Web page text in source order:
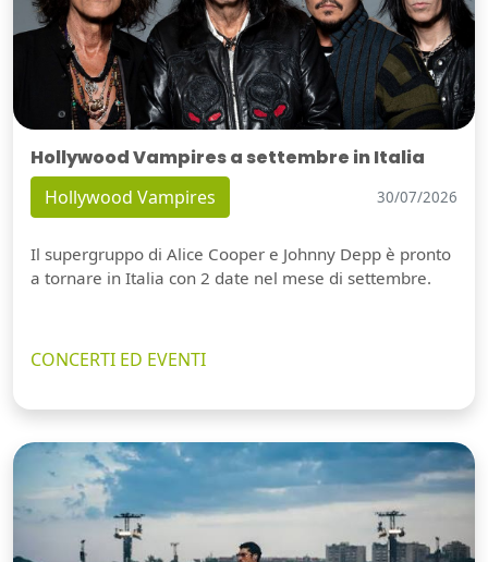
Hollywood Vampires a settembre in Italia
Hollywood Vampires 30/07/2026
Il supergruppo di Alice Cooper e Johnny Depp è pronto
a tornare in Italia con 2 date nel mese di settembre.
CONCERTI ED EVENTI